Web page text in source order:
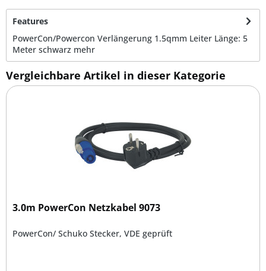
Features
PowerCon/Powercon Verlängerung 1.5qmm Leiter Länge: 5
Meter schwarz mehr
Vergleichbare Artikel in dieser Kategorie
3.0m PowerCon Netzkabel 9073
PowerCon/ Schuko Stecker, VDE geprüft